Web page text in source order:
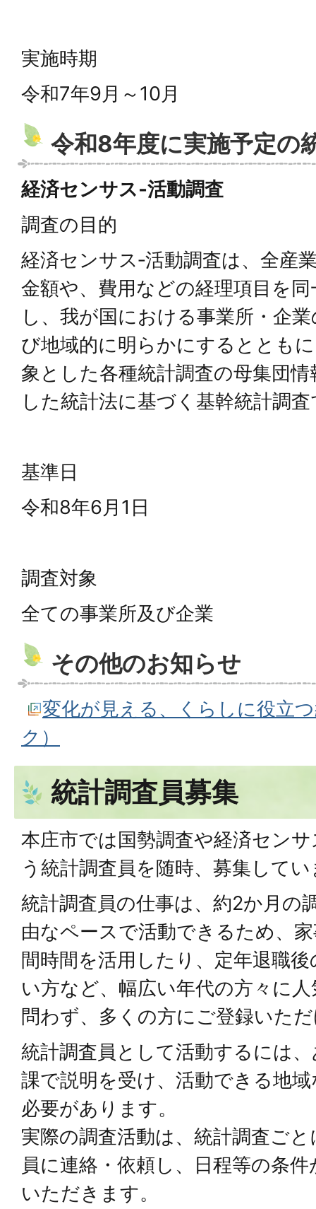
実施時期
令和7年9月～10月
令和8年度に実施予定の
経済センサス‐活動調査
調査の目的
経済センサス‐活動調査は、全産
金額や、費用などの経理項目を
し、我が国における事業所・企
び地域的に明らかにするととも
象とした各種統計調査の母集団
した統計法に基づく基幹統計調
基準日
令和8年6月1日
調査対象
全ての事業所及び企業
その他のお知らせ
変化が見える、くらしに役立
ク）
統計調査員募集
本庄市では国勢調査や経済セン
う統計調査員を随時、募集して
統計調査員の仕事は、約2か月の
由なペースで活動できるため、
間時間を活用したり、定年退職
い方など、幅広い年代の方々に
問わず、多くの方にご登録いた
統計調査員として活動するには
課で説明を受け、活動できる地
必要があります。
実際の調査活動は、統計調査ご
員に連絡・依頼し、日程等の条
いただきます。